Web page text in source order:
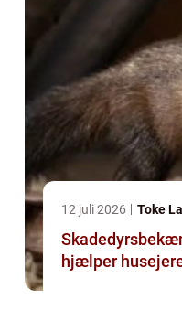
12 juli 2026 Toke
hjælper